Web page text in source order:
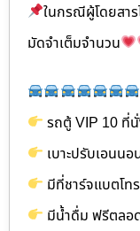
ในกรณีผู้โดยสา
มัดจำเต็มจำนวน
รถตู้ VIP 10 ที่
เบาะปรับเอนนอ
มีที่ชาร์จแบตโ
มีน้ำดื่ม ฟรีตลอ